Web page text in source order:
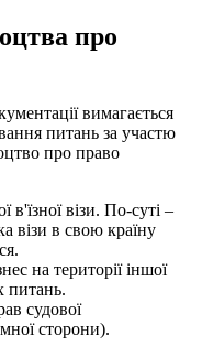
про
вимагається
питань за участю
про право
в'їзної візи. По-суті –
візи в свою країну
на території іншої
питань.
судової
сторони).